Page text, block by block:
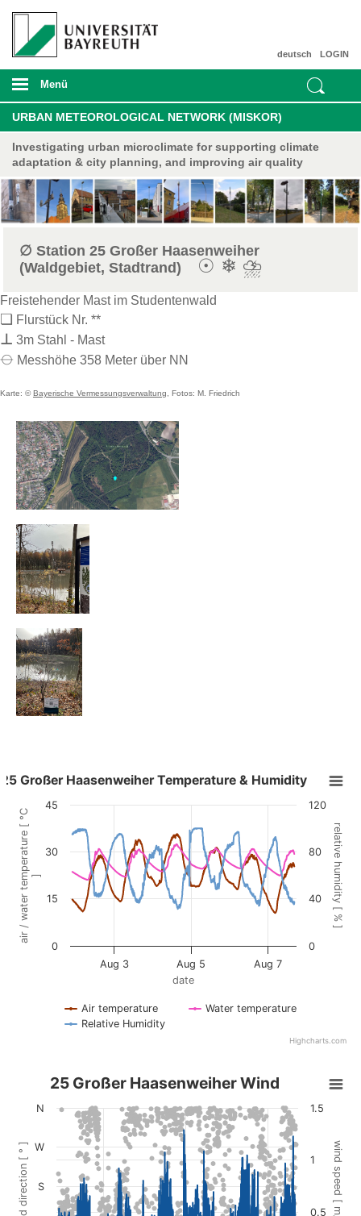
LOGIN
deutsch
Menü
URBAN METEOROLOGICAL NETWORK (MISKOR)
Investigating urban microclimate for supporting climate
adaptation & city planning, and improving air quality
∅ Station 25 Großer Haasenweiher
(Waldgebiet, Stadtrand)
☉ ❄ ⛈
Freistehender Mast im Studentenwald
❏ Flurstück Nr. **
⊥ 3m Stahl - Mast
⦵ Messhöhe 358 Meter über NN
Karte: ©Bayerische Vermessungsverwaltung , Fotos: M. Friedrich